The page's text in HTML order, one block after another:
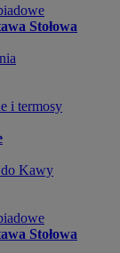
Stołowa
i termosy
Kawy
Stołowa